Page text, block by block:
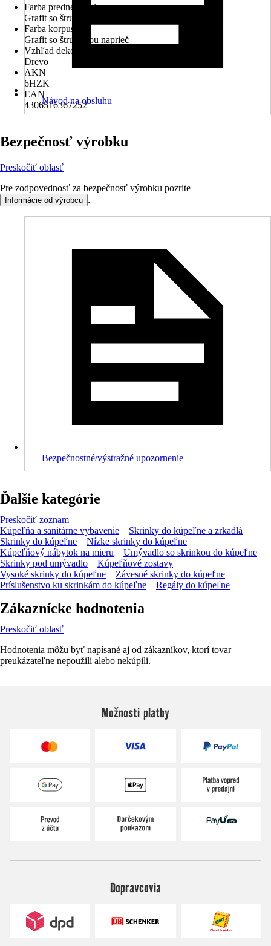
Farba prednej časti
Grafit so štruktúrou naprieč
Farba korpusu
Grafit so štruktúrou naprieč
Vzhľad dekoru
Drevo
AKN
6HZK
EAN
4306516367252
Návod na obsluhu
Bezpečnosť výrobku
Preskočiť oblasť
Pre zodpovednosť za bezpečnosť výrobku pozrite
Informácie od výrobcu .
Bezpečnostné/výstražné upozornenie
Ďalšie kategórie
Preskočiť zoznam
Kúpeľňa a sanitárne vybavenie
Skrinky do kúpeľne a zrkadlá
Skrinky do kúpeľne
Nízke skrinky do kúpeľne
Kúpeľňový nábytok na mieru
Umývadlo so skrinkou do kúpeľne
Skrinky pod umývadlo
Kúpeľňové zostavy
Vysoké skrinky do kúpeľne
Závesné skrinky do kúpeľne
Príslušenstvo ku skrinkám do kúpeľne
Regály do kúpeľne
Zákaznícke hodnotenia
Preskočiť oblasť
Hodnotenia môžu byť napísané aj od zákazníkov, ktorí tovar
preukázateľne nepoužili alebo nekúpili.
Možnosti platby
Dopravcovia